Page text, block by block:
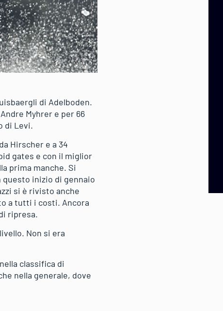
di Adelboden.
Myhrer e per 66
di Levi.
Hirscher e a 34
gates e con il miglior
prima manche. Si
inizio di gennaio
si è rivisto anche
a tutti i costi. Ancora
ripresa.
Non si era
classifica di
nella generale, dove